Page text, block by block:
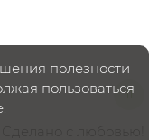
полезности
пользоваться